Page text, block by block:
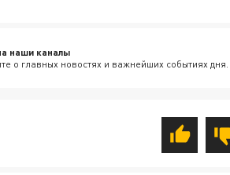
наши каналы
о главных новостях и важнейших событиях дня.